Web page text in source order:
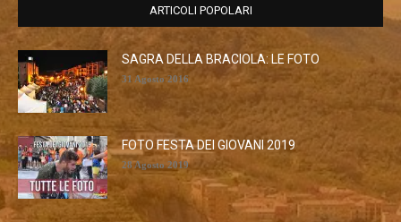
ARTICOLI POPOLARI
SAGRA DELLA BRACIOLA: LE FOTO
31 Agosto 2016
FOTO FESTA DEI GIOVANI 2019
28 Agosto 2019